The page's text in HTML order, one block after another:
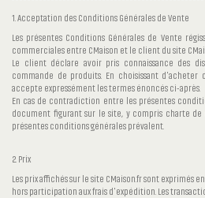
1. Acceptation des Conditions Générales de Vente
Les présentes Conditions Générales de Vente
commerciales entre CMaison et le client du site
Le client déclare avoir pris connaissance des
commande de produits. En choisissant d'acheter
accepte expressément les termes énoncés ci-après.
En cas de contradiction entre les présentes
document figurant sur le site, y compris charte
présentes conditions générales prévalent.
2. Prix
Les prix affichés sur le site CMaison.fr sont exprimés
hors participation aux frais d'expédition. Les